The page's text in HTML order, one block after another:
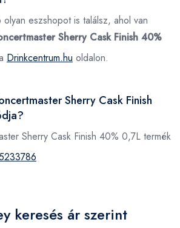
eszshopot is találsz, ahol van
Sherry Cask Finish 40%
Drinkcentrum.hu oldalon.
Sherry Cask Finish
Sherry Cask Finish 40% 0,7L termék
keresés ár szerint